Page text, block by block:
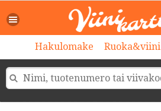
Hakulomake Ruoka&viini